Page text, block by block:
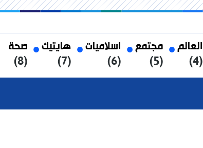
العالم
(4)
مجتمع
(5)
اسلاميات
(6)
هايتيك
(7)
صحة
(8)